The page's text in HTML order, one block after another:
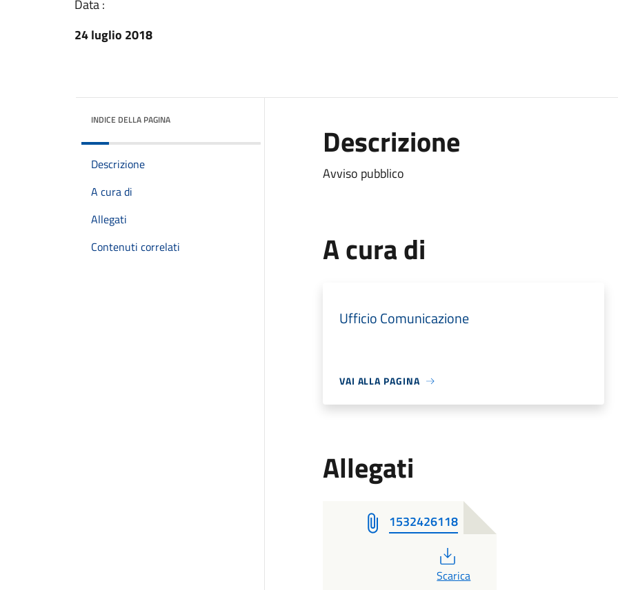
Data :
24 luglio 2018
INDICE DELLA PAGINA
Descrizione
A cura di
Allegati
Contenuti correlati
Descrizione
Avviso pubblico
A cura di
Ufficio Comunicazione
VAI ALLA PAGINA
Allegati
1532426118
PDF
Scarica